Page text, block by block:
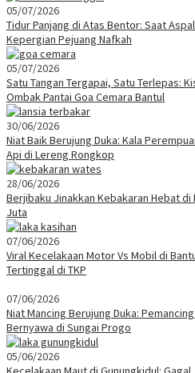
05/07/2026
Tidur Panjang di Atas Bentor: Saat
Kepergian Pejuang Nafkah
05/07/2026
Satu Tangan Tergapai, Satu Terlepas:
Ombak Pantai Goa Cemara Bantul
30/06/2026
Niat Baik Berujung Duka: Kala
Api di Lereng Rongkop
28/06/2026
Berjibaku Jinakkan Kebakaran Hebat
Juta
07/06/2026
Viral Kecelakaan Motor Vs Mobil di
Tertinggal di TKP
07/06/2026
Niat Mancing Berujung Duka:
Bernyawa di Sungai Progo
05/06/2026